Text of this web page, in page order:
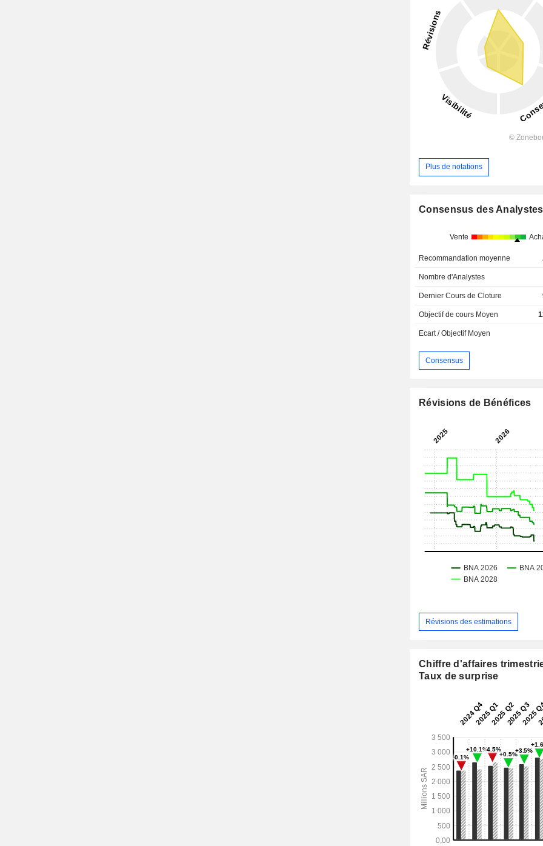
Plus de notations
Consensus des Analystes
Vente
Recommandation moyenne
Nombre d'Analystes
Dernier Cours de Cloture
Objectif de cours Moyen
Ecart / Objectif Moyen
Consensus
Révisions de Bénéfices
Révisions des estimations
Chiffre d'affaires
Taux de surprise